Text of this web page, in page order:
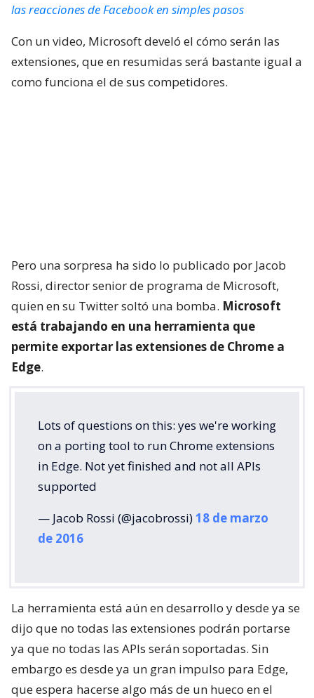
las reacciones de Facebook en simples pasos
Con un video, Microsoft develó el cómo serán las
extensiones, que en resumidas será bastante igual a
como funciona el de sus competidores.
Pero una sorpresa ha sido lo publicado por Jacob
Rossi, director senior de programa de Microsoft,
quien en su Twitter soltó una bomba. Microsoft
está trabajando en una herramienta que
permite exportar las extensiones de Chrome a
Edge.
Lots of questions on this: yes we're working
on a porting tool to run Chrome extensions
in Edge. Not yet finished and not all APIs
supported
— Jacob Rossi (@jacobrossi)18 de marzo
de 2016
La herramienta está aún en desarrollo y desde ya se
dijo que no todas las extensiones podrán portarse
ya que no todas las APIs serán soportadas. Sin
embargo es desde ya un gran impulso para Edge,
que espera hacerse algo más de un hueco en el